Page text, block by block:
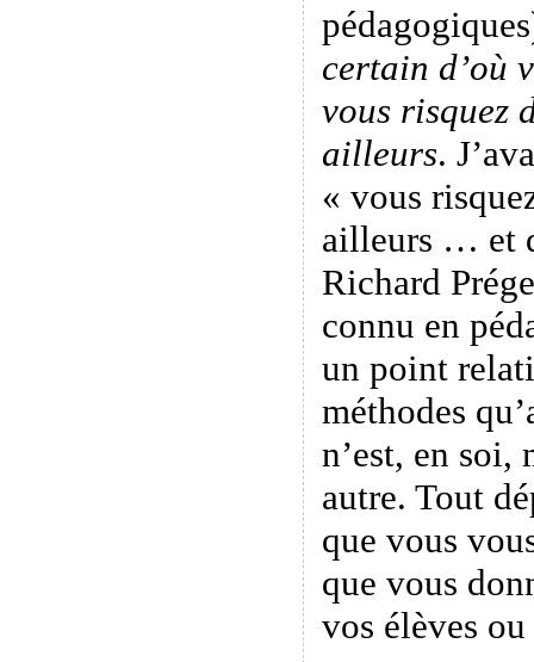
certain d’où
vous risquez
ailleurs.
« vous
ailleurs … et
Richard
connu en
un point
méthodes
n’est, en soi,
autre. Tout
que vous
que vous
vos élèves